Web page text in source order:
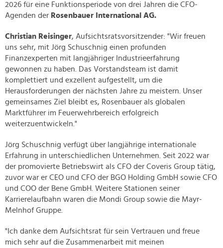
2026 für eine Funktionsperiode von drei Jahren die CFO-
Agenden der Rosenbauer International AG.
Christian Reisinger, Aufsichtsratsvorsitzender: "Wir freuen
uns sehr, mit Jörg Schuschnig einen profunden
Finanzexperten mit langjähriger Industrieerfahrung
gewonnen zu haben. Das Vorstandsteam ist damit
komplettiert und exzellent aufgestellt, um die
Herausforderungen der nächsten Jahre zu meistern. Unser
gemeinsames Ziel bleibt es, Rosenbauer als globalen
Marktführer im Feuerwehrbereich erfolgreich
weiterzuentwickeln."
Jörg Schuschnig verfügt über langjährige internationale
Erfahrung in unterschiedlichen Unternehmen. Seit 2022 war
der promovierte Betriebswirt als CFO der Coveris Group tätig,
zuvor war er CEO und CFO der BGO Holding GmbH sowie CFO
und COO der Bene GmbH. Weitere Stationen seiner
Karrierelaufbahn waren die Mondi Group sowie die Mayr-
Melnhof Gruppe.
"Ich danke dem Aufsichtsrat für sein Vertrauen und freue
mich sehr auf die Zusammenarbeit mit meinen